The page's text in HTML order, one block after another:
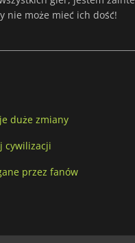
nie może mieć ich dość!
duże zmiany
cywilizacji
przez fanów